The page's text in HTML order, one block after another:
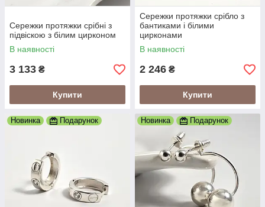
Сережки протяжки срібні з
підвіскою з білим цирконом
В наявності
3 133 ₴
Купити
Сережки протяжки срібло з
бантиками і білими
цирконами
В наявності
2 246 ₴
Купити
Новинка Подарунок Новинка Подарунок